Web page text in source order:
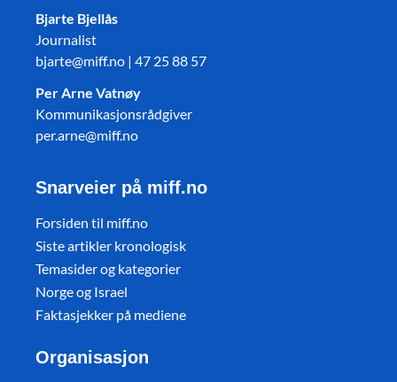
Bjarte Bjellås
Journalist
bjarte@miff.no | 47 25 88 57
Per Arne Vatnøy
Kommunikasjonsrådgiver
per.arne@miff.no
Snarveier på miff.no
Forsiden til miff.no
Siste artikler kronologisk
Temasider og kategorier
Norge og Israel
Faktasjekker på mediene
Organisasjon